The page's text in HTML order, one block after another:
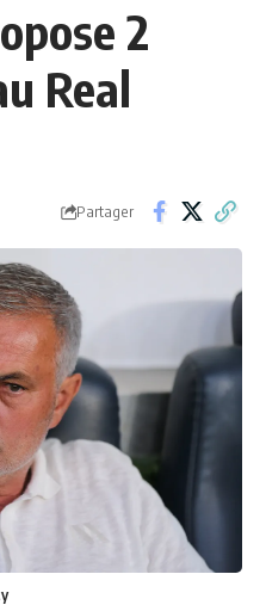
2
Real
Partager